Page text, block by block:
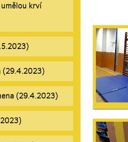
krví
(29.4.2023)
(29.4.2023)